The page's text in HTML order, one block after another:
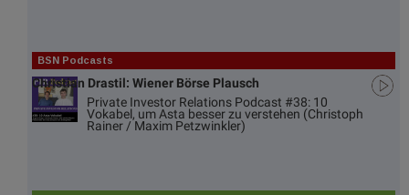
BSN Podcasts
Christian Drastil: Wiener Börse Plausch
Private Investor Relations Podcast #38: 10
Vokabel, um Asta besser zu verstehen (Christoph
Rainer / Maxim Petzwinkler)